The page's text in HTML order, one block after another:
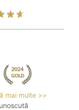
mai multe >>